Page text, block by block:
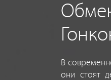
В
они стоят